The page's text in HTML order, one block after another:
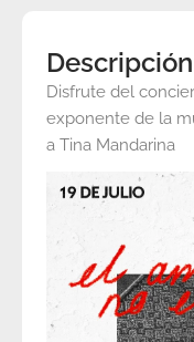
Descripción
Disfrute del
exponente de la
a Tina Mandarina